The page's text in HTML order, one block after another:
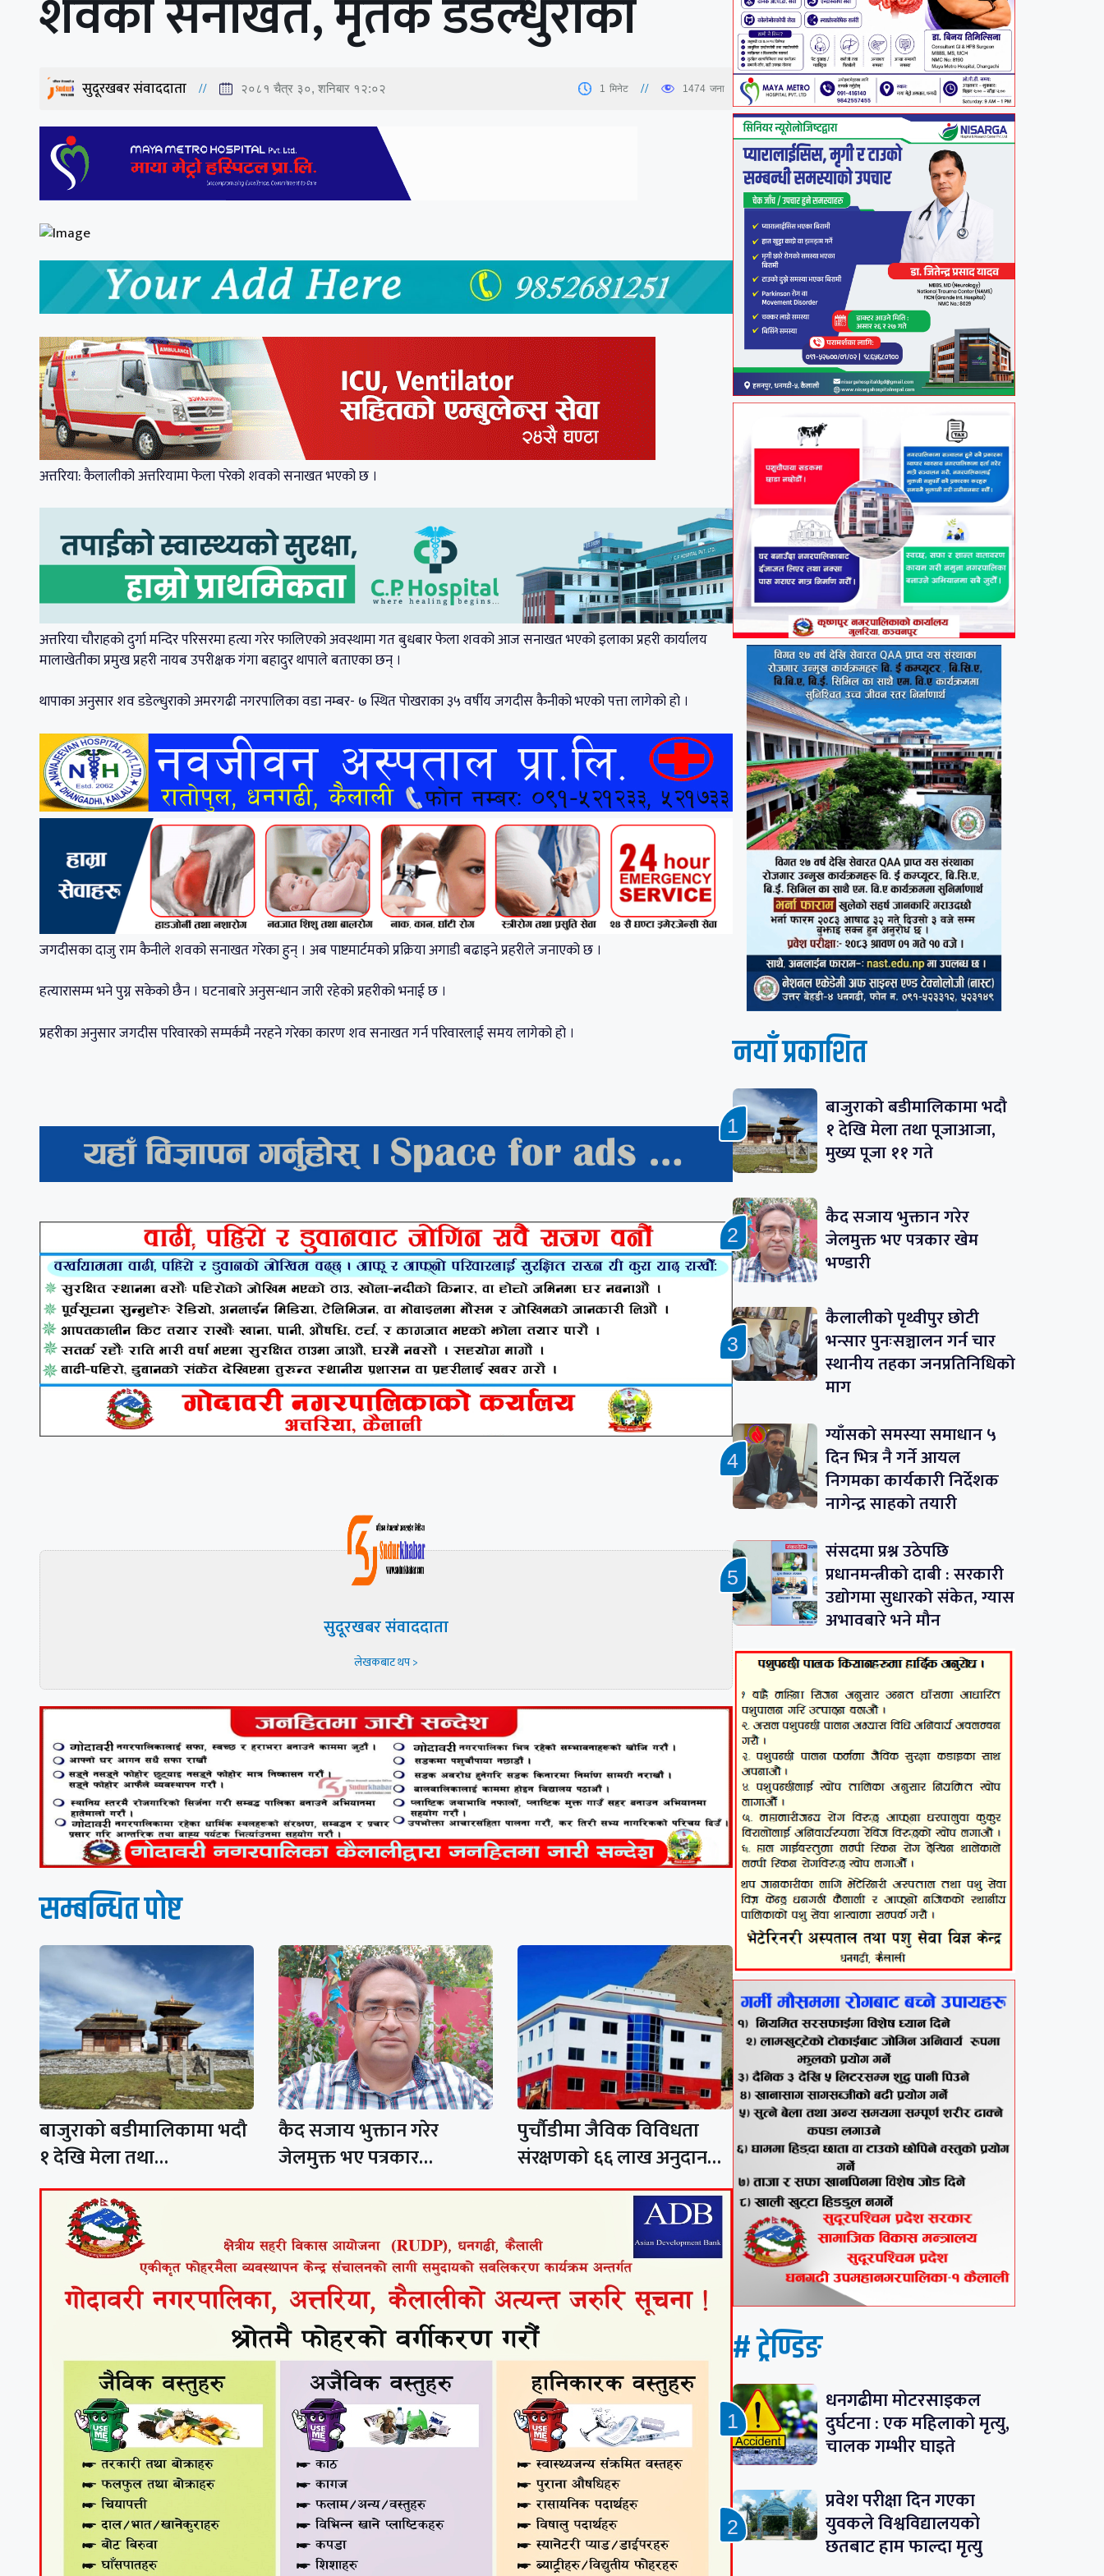
शवको सनाखत, मृतक डडेल्धुराका
सुदूरखबर संवाददाता २०८१ चैत्र ३०, शनिबार १२:०२ 1 मिनेट 1474 जना
अत्तरिया: कैलालीको अत्तरियामा फेला परेको शवको सनाखत भएको छ ।
अत्तरिया चौराहको दुर्गा मन्दिर परिसरमा हत्या गरेर फालिएको अवस्थामा गत बुधबार फेला शवको आज सनाखत भएको इलाका प्रहरी कार्यालय
मालाखेतीका प्रमुख प्रहरी नायब उपरीक्षक गंगा बहादुर थापाले बताएका छन् ।
थापाका अनुसार शव डडेल्धुराको अमरगढी नगरपालिका वडा नम्बर- ७ स्थित पोखराका ३५ वर्षीय जगदीस कैनीको भएको पत्ता लागेको हो ।
जगदीसका दाजु राम कैनीले शवको सनाखत गरेका हुन् । अब पाष्टमार्टमको प्रक्रिया अगाडी बढाइने प्रहरीले जनाएको छ ।
हत्यारासम्म भने पुग्न सकेको छैन । घटनाबारे अनुसन्धान जारी रहेको प्रहरीको भनाई छ ।
प्रहरीका अनुसार जगदीस परिवारको सम्पर्कमै नरहने गरेका कारण शव सनाखत गर्न परिवारलाई समय लागेको हो ।
सुदूरखबर संवाददाता
लेखकबाट थप >
सम्बन्धित पाेष्ट
बाजुराको बडीमालिकामा भदौ
१ देखि मेला तथा…
कैद सजाय भुक्तान गरेर
जेलमुक्त भए पत्रकार…
पुर्चौडीमा जैविक विविधता
संरक्षणको ६६ लाख अनुदान…
नयाँ प्रकाशित
बाजुराको बडीमालिकामा भदौ
१ देखि मेला तथा पूजाआजा,
मुख्य पूजा ११ गते
कैद सजाय भुक्तान गरेर
जेलमुक्त भए पत्रकार खेम
भण्डारी
कैलालीको पृथ्वीपुर छोटी
भन्सार पुनःसञ्चालन गर्न चार
स्थानीय तहका जनप्रतिनिधिको
माग
ग्याँसको समस्या समाधान ५
दिन भित्र नै गर्ने आयल
निगमका कार्यकारी निर्देशक
नागेन्द्र साहको तयारी
संसदमा प्रश्न उठेपछि
प्रधानमन्त्रीको दाबी : सरकारी
उद्योगमा सुधारको संकेत, ग्यास
अभावबारे भने मौन
# ट्रेण्डिङ
धनगढीमा मोटरसाइकल
दुर्घटना : एक महिलाको मृत्यु,
चालक गम्भीर घाइते
प्रवेश परीक्षा दिन गएका
युवकले विश्वविद्यालयको
छतबाट हाम फाल्दा मृत्यु